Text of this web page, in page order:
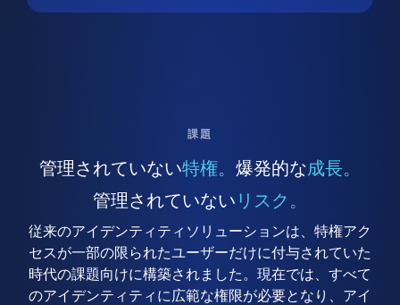
課題
管理されていない特権。 爆発的な成長。
管理されていない リスク。
従来のアイデンティティソリューションは、特権アク
セスが一部の限られたユーザーだけに付与されていた
時代の課題向けに構築されました。現在では、すべて
のアイデンティティに広範な権限が必要となり、アイ